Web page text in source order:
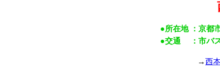
●所在地
：京都
●交通
：市バ
→西